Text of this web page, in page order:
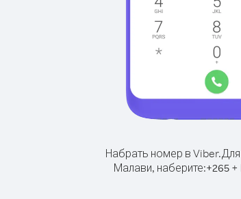
Набрать номер в Viber.
Малави, наберите:+265 +